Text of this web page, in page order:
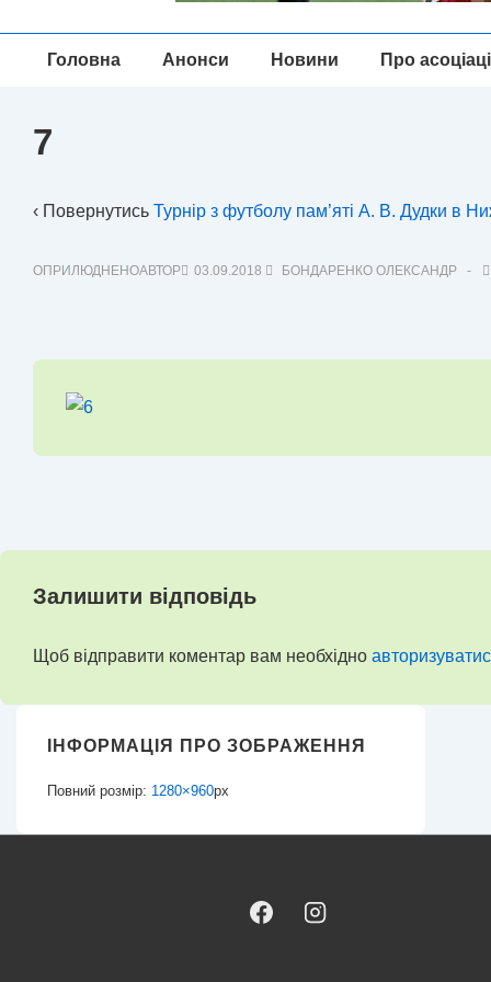
Головна
Головна Анонси Новини Про
7
‹ Повернутись Турнір з футболу пам’яті А. В. Дудки в
ОПРИЛЮДНЕНОАВТОР 03.09.2018 БОНДАРЕНКО ОЛЕКСАНДР
Залишити відповідь
Щоб відправити коментар вам необхідно
ІНФОРМАЦІЯ ПРО ЗОБРАЖЕННЯ
Повний розмір: 1280×960px